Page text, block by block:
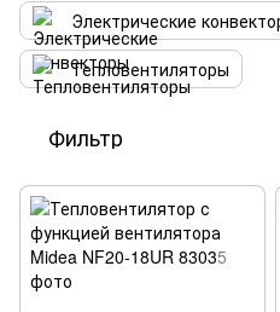
Электрические
Тепловентиляторы
Фильтр